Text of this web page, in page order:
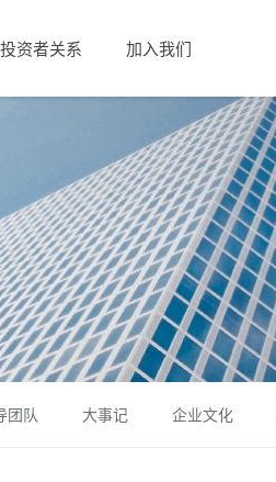
投资者关系 加入我们
团队 大事记 企业文化